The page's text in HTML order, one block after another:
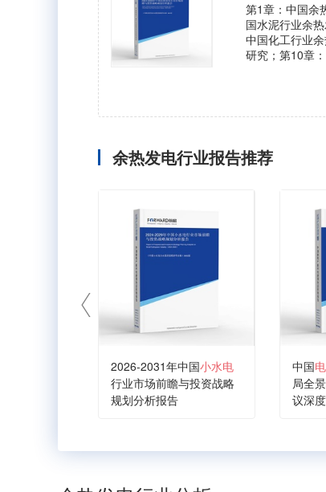
第1章：中国余
国水泥行业余
中国化工行业
研究；第10章
余热发电行业报告推荐
2026-2031年中国小水电
行业市场前瞻与投资战略
规划分析报告
中国
局全
议深